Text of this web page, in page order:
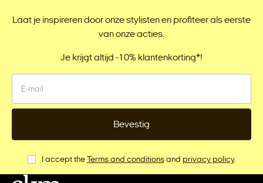
Laat je inspireren door onze stylisten en profiteer als eerste
van onze acties.
Je krijgt altijd -10% klantenkorting*!
Bevestig
I accept the Terms and conditionsand privacy policy.